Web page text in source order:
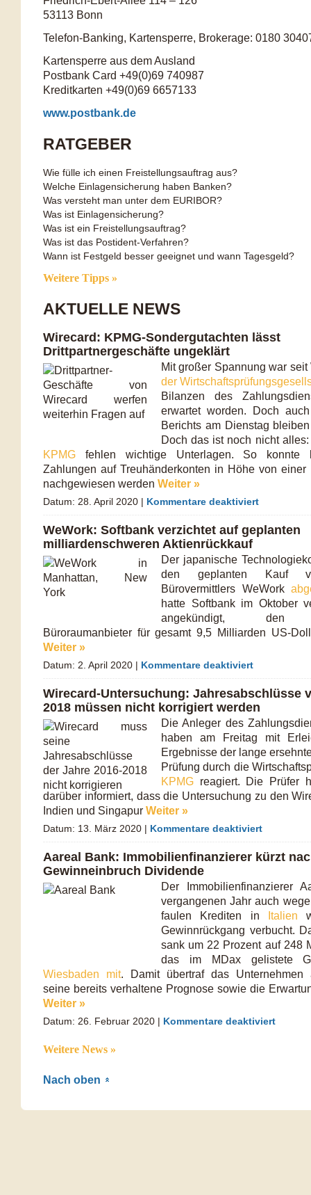
53113 Bonn
Telefon-Banking, Kartensperre, Brokerage: 0180
Kartensperre aus dem Ausland
Postbank Card +49(0)69 740987
Kreditkarten +49(0)69 6657133
www.postbank.de
RATGEBER
Wie fülle ich einen Freistellungsauftrag aus?
Welche Einlagensicherung haben Banken?
Was versteht man unter dem EURIBOR?
Was ist Einlagensicherung?
Was ist ein Freistellungsauftrag?
Was ist das Postident-Verfahren?
Wann ist Festgeld besser geeignet und wann Tagesgeld?
Weitere Tipps »
AKTUELLE NEWS
Wirecard: KPMG-Sondergutachten lässt
Drittpartnergeschäfte ungeklärt
Mit großer Spannung war
der
Bilanzen des
erwartet worden. Doch
Berichts am Dienstag
Doch das ist noch nicht
KPMG fehlen wichtige Unterlagen. So konnte
Zahlungen auf Treuhänderkonten in Höhe von
nachgewiesen werden Weiter »
Datum: 28. April 2020 | Kommentare deaktiviert
WeWork: Softbank verzichtet auf geplanten
milliardenschweren Aktienrückkauf
Der japanische
den geplanten Kauf
Bürovermittlers WeWork
hatte Softbank im Oktober
angekündigt, den
Büroraumanbieter für gesamt 9,5 Milliarden US-
Weiter »
Datum: 2. April 2020 | Kommentare deaktiviert
Wirecard-Untersuchung: Jahresabschlüsse
2018 müssen nicht korrigiert werden
Die Anleger des
haben am Freitag mit
Ergebnisse der lange
Prüfung durch die
KPMG reagiert. Die Prüfer
darüber informiert, dass die Untersuchung zu den
Indien und Singapur Weiter »
Datum: 13. März 2020 | Kommentare deaktiviert
Aareal Bank: Immobilienfinanzierer kürzt
Gewinneinbruch Dividende
Der Immobilienfinanzierer
vergangenen Jahr auch
faulen Krediten in
Italien
Gewinnrückgang verbucht.
sank um 22 Prozent auf 248
das im MDax gelistete
Wiesbaden mit. Damit übertraf das Unternehmen
seine bereits verhaltene Prognose sowie die
Weiter »
Datum: 26. Februar 2020 | Kommentare deaktiviert
Weitere News »
Nach oben